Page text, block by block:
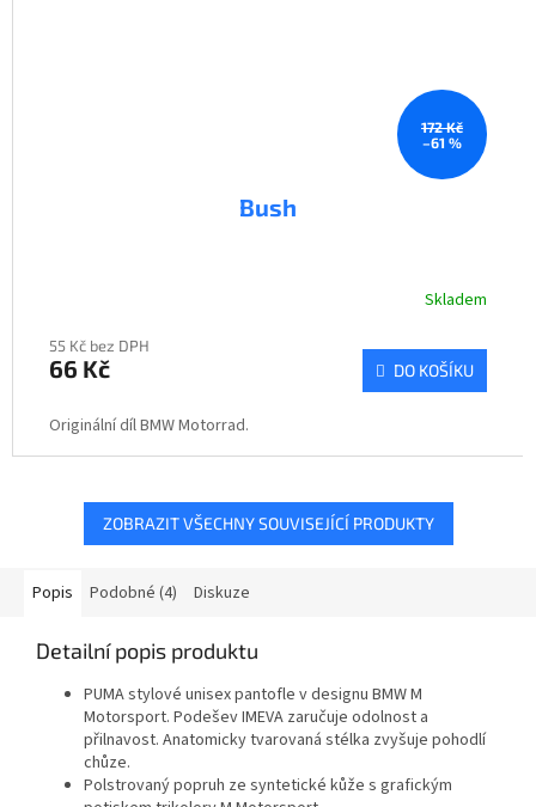
172 Kč
–61 %
Bush
Skladem
55 Kč bez DPH
66 Kč DO KOŠÍKU
Originální díl BMW Motorrad.
ZOBRAZIT VŠECHNY SOUVISEJÍCÍ PRODUKTY
Popis Podobné (4) Diskuze
Detailní popis produktu
PUMA stylové unisex pantofle v designu BMW M
Motorsport. Podešev IMEVA zaručuje odolnost a
přilnavost. Anatomicky tvarovaná stélka zvyšuje pohodlí
chůze.
Polstrovaný popruh ze syntetické kůže s grafickým